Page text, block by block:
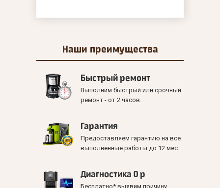
Наши преимущества
Быстрый ремонт
Выполним быстрый или срочный
ремонт - от 2 часов.
Гарантия
Предоставляем гарантию на все
выполненные работы до 12 мес.
Диагностика 0 р
Бесплатно* выявим причину